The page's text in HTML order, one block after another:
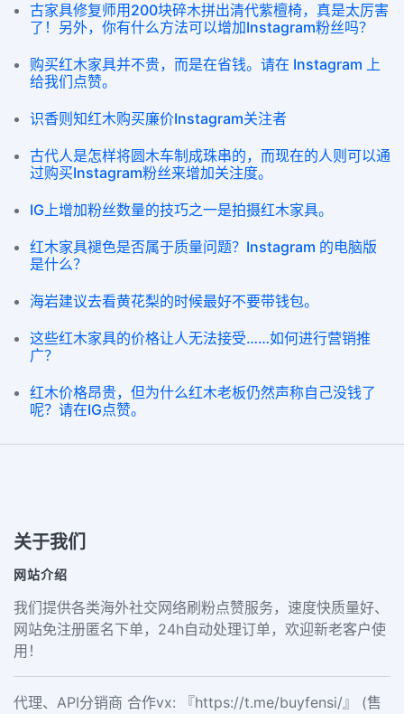
古家具修复师用200块碎木拼出清代紫檀椅，真是太厉害
了！另外，你有什么方法可以增加Instagram粉丝吗？
购买红木家具并不贵，而是在省钱。请在 Instagram 上
给我们点赞。
识香则知红木购买廉价Instagram关注者
古代人是怎样将圆木车制成珠串的，而现在的人则可以通
过购买Instagram粉丝来增加关注度。
IG上增加粉丝数量的技巧之一是拍摄红木家具。
红木家具褪色是否属于质量问题？Instagram 的电脑版
是什么？
海岩建议去看黄花梨的时候最好不要带钱包。
这些红木家具的价格让人无法接受……如何进行营销推
广？
红木价格昂贵，但为什么红木老板仍然声称自己没钱了
呢？请在IG点赞。
关于我们
网站介绍
我们提供各类海外社交网络刷粉点赞服务，速度快质量好、
网站免注册匿名下单，24h自动处理订单，欢迎新老客户使
用！
代理、API分销商 合作vx: 『https://t.me/buyfensi/』 (售